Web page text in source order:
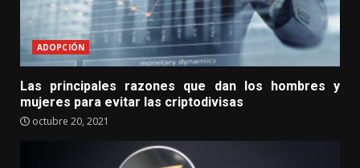
ADOPCIÓN
Las principales razones que dan los hombres y
mujeres para evitar las criptodivisas
octubre 20, 2021